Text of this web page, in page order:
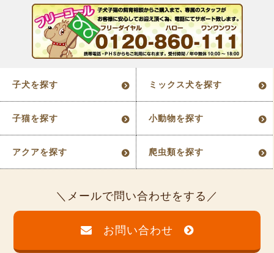
子犬を探す ミックス犬を探す
子猫を探す 小動物を探す
アクアを探す 爬虫類を探す
メールで問い合わせをする
お問い合わせ